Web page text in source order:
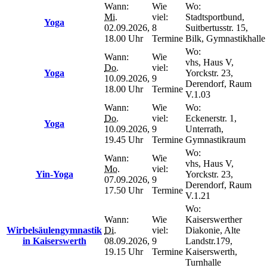
Yoga
Wann:
Mi.
02.09.2026,
18.00 Uhr
Wie
viel:
8
Termine
Wo:
Stadtsportbund,
Suitbertusstr. 15,
Bilk, Gymnastikhalle
Yoga
Wann:
Do.
10.09.2026,
18.00 Uhr
Wie
viel:
9
Termine
Wo:
vhs, Haus V,
Yorckstr. 23,
Derendorf, Raum
V.1.03
Yoga
Wann:
Do.
10.09.2026,
19.45 Uhr
Wie
viel:
9
Termine
Wo:
Eckenerstr. 1,
Unterrath,
Gymnastikraum
Yin-Yoga
Wann:
Mo.
07.09.2026,
17.50 Uhr
Wie
viel:
9
Termine
Wo:
vhs, Haus V,
Yorckstr. 23,
Derendorf, Raum
V.1.21
Wirbelsäulengymnastik
in Kaiserswerth
Wann:
Di.
08.09.2026,
19.15 Uhr
Wie
viel:
9
Termine
Wo:
Kaiserswerther
Diakonie, Alte
Landstr.179,
Kaiserswerth,
Turnhalle